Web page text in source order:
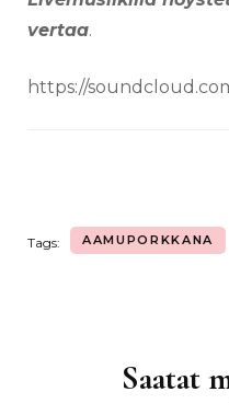
vertaa.
https://
Tags: AAMUPORKKANA
Saatat